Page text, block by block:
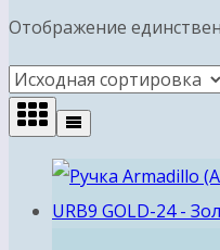
Отображение